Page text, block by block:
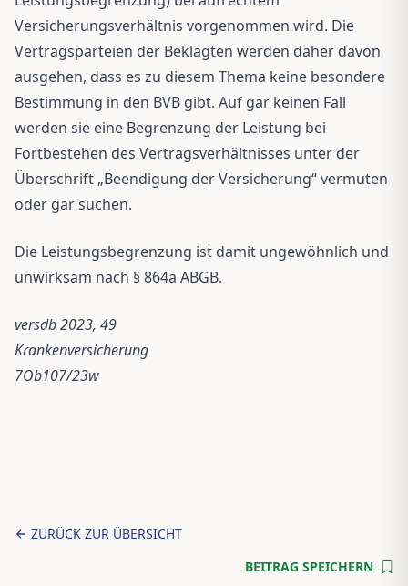
Versicherungsverhältnis vorgenommen wird. Die
Vertragsparteien der Beklagten werden daher davon
ausgehen, dass es zu diesem Thema keine besondere
Bestimmung in den BVB gibt. Auf gar keinen Fall
werden sie eine Begrenzung der Leistung bei
Fortbestehen des Vertragsverhältnisses unter der
Überschrift „Beendigung der Versicherung“ vermuten
oder gar suchen.
Die Leistungsbegrenzung ist damit ungewöhnlich und
unwirksam nach § 864a ABGB.
versdb 2023, 49
Krankenversicherung
7Ob107/23w
ZURÜCK ZUR ÜBERSICHT
BEITRAG SPEICHERN